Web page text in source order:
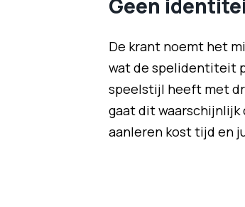
Geen
De krant noemt het
wat de spelidentiteit
speelstijl heeft met
gaat dit waarschijnlijk
aanleren kost tijd en